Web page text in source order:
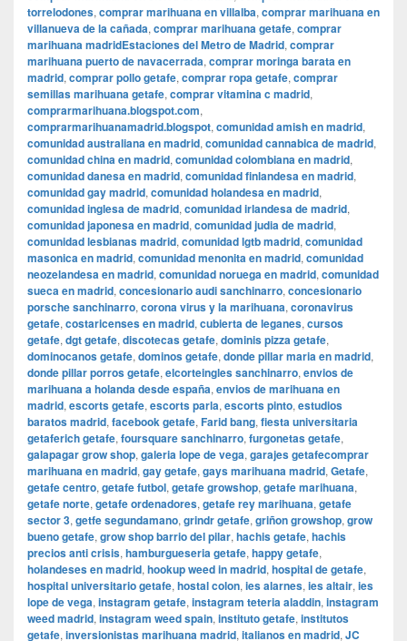
torrelodones, comprar marihuana en villalba, comprar marihuana en
villanueva de la cañada, comprar marihuana getafe, comprar
marihuana madridEstaciones del Metro de Madrid, comprar
marihuana puerto de navacerrada, comprar moringa barata en
madrid, comprar pollo getafe, comprar ropa getafe, comprar
semillas marihuana getafe, comprar vitamina c madrid,
comprarmarihuana.blogspot.com,
comprarmarihuanamadrid.blogspot, comunidad amish en madrid,
comunidad australiana en madrid, comunidad cannabica de madrid,
comunidad china en madrid, comunidad colombiana en madrid,
comunidad danesa en madrid, comunidad finlandesa en madrid,
comunidad gay madrid, comunidad holandesa en madrid,
comunidad inglesa de madrid, comunidad irlandesa de madrid,
comunidad japonesa en madrid, comunidad judia de madrid,
comunidad lesbianas madrid, comunidad lgtb madrid, comunidad
masonica en madrid, comunidad menonita en madrid, comunidad
neozelandesa en madrid, comunidad noruega en madrid, comunidad
sueca en madrid, concesionario audi sanchinarro, concesionario
porsche sanchinarro, corona virus y la marihuana, coronavirus
getafe, costaricenses en madrid, cubierta de leganes, cursos
getafe, dgt getafe, discotecas getafe, dominis pizza getafe,
dominocanos getafe, dominos getafe, donde pillar maria en madrid,
donde pillar porros getafe, elcorteingles sanchinarro, envios de
marihuana a holanda desde españa, envios de marihuana en
madrid, escorts getafe, escorts parla, escorts pinto, estudios
baratos madrid, facebook getafe, Farid bang, fiesta universitaria
getaferich getafe, foursquare sanchinarro, furgonetas getafe,
galapagar grow shop, galeria lope de vega, garajes getafecomprar
marihuana en madrid, gay getafe, gays marihuana madrid, Getafe,
getafe centro, getafe futbol, getafe growshop, getafe marihuana,
getafe norte, getafe ordenadores, getafe rey marihuana, getafe
sector 3, getfe segundamano, grindr getafe, griñon growshop, grow
bueno getafe, grow shop barrio del pilar, hachis getafe, hachis
precios anti crisis, hamburgueseria getafe, happy getafe,
holandeses en madrid, hookup weed in madrid, hospital de getafe,
hospital universitario getafe, hostal colon, ies alarnes, ies altair, ies
lope de vega, instagram getafe, instagram teteria aladdin, instagram
weed madrid, instagram weed spain, instituto getafe, institutos
getafe, inversionistas marihuana madrid, italianos en madrid, JC